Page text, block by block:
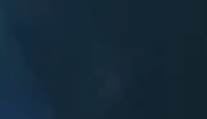
najważniejsze
pracy
w